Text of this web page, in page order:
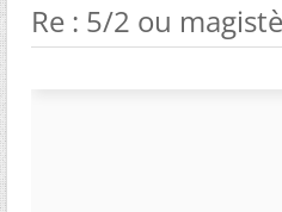
Re : 5/2 ou